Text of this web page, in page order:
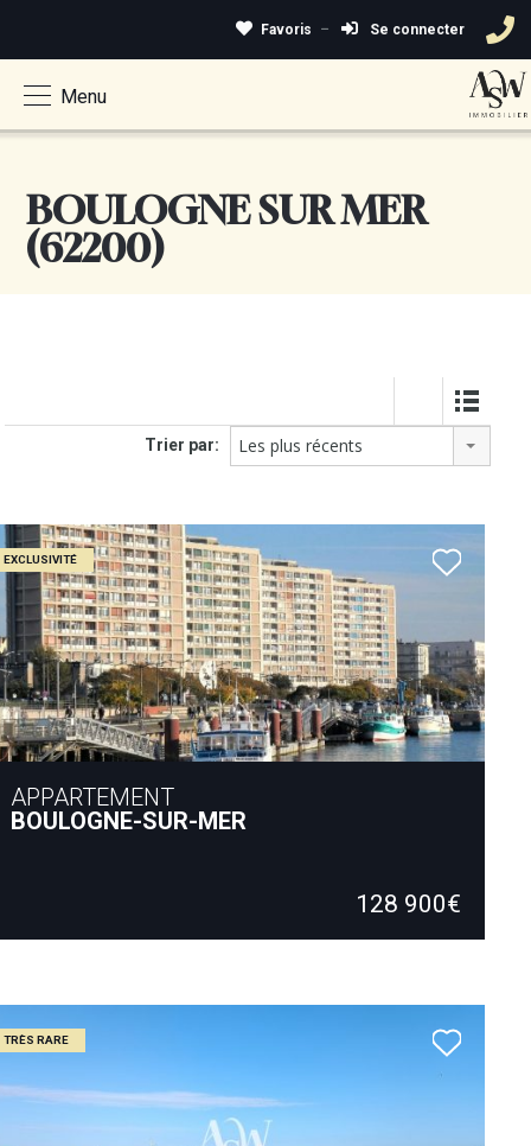
Favoris Se connecter
Menu
BOULOGNE SUR MER
(62200)
Trier par: Les plus récents
EXCLUSIVITÉ
APPARTEMENT
BOULOGNE-SUR-MER
63.00 m² 2 Chambres
128 900€
TRÈS RARE